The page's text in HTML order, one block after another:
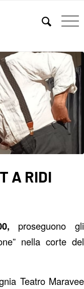
A RIDI
proseguono gli
nella corte del
Teatro Maravee